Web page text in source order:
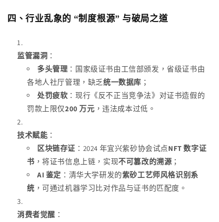
四、行业乱象的 “制度根源” 与破局之道
监管漏洞 ：
多头管理 ：国家级证书由工信部颁发，省级证书由
各地人社厅管理，缺乏统一数据库 ；
处罚疲软 ：现行《反不正当竞争法》对证书造假的
罚款上限仅200 万元 ，违法成本过低。
技术赋能 ：
区块链存证 ：2024 年宜兴紫砂协会试点NFT 数字证
书 ，将证书信息上链，实现不可篡改的溯源 ；
AI 鉴定 ：清华大学研发的紫砂工艺师风格识别系
统 ，可通过机器学习比对作品与证书的匹配度。
消费者觉醒 ：